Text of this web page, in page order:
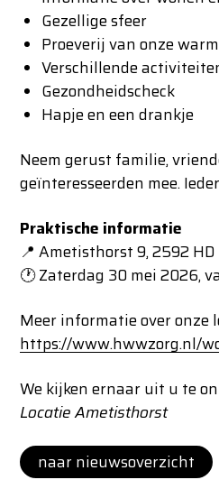
Gezellige sfeer
Proeverij van onze
Verschillende
Gezondheidscheck
Hapje en een drankje
Neem gerust familie,
geïnteresseerden mee.
Praktische informatie
📍 Ametisthorst 9, 2592 HD
🕐 Zaterdag 30 mei 2026,
Meer informatie over onze
https://www.hwwzorg.nl/
We kijken ernaar uit u te
Locatie Ametisthorst
naar nieuwsoverzicht